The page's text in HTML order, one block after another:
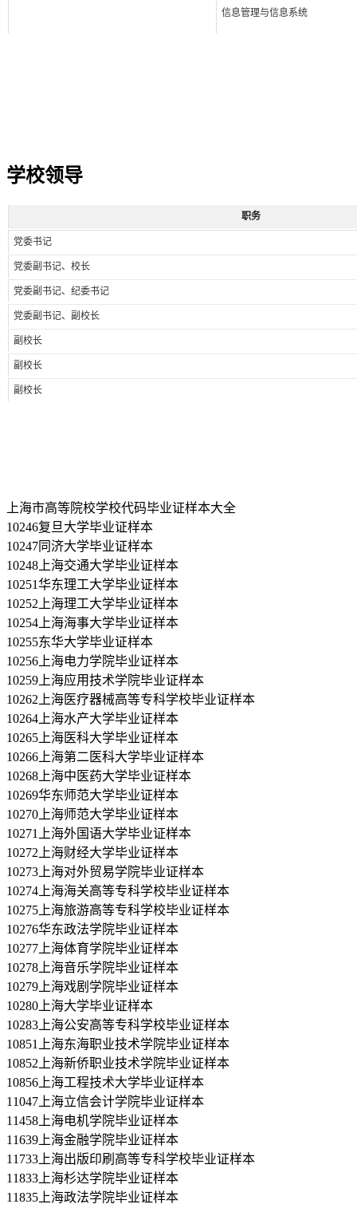
信息管理与信息系统
学校领导
职务
党委书记
党委副书记、校长
党委副书记、纪委书记
党委副书记、副校长
副校长
副校长
副校长
上海市高等院校学校代码毕业证样本大全
10246复旦大学毕业证样本
10247同济大学毕业证样本
10248上海交通大学毕业证样本
10251华东理工大学毕业证样本
10252上海理工大学毕业证样本
10254上海海事大学毕业证样本
10255东华大学毕业证样本
10256上海电力学院毕业证样本
10259上海应用技术学院毕业证样本
10262上海医疗器械高等专科学校毕业证样本
10264上海水产大学毕业证样本
10265上海医科大学毕业证样本
10266上海第二医科大学毕业证样本
10268上海中医药大学毕业证样本
10269华东师范大学毕业证样本
10270上海师范大学毕业证样本
10271上海外国语大学毕业证样本
10272上海财经大学毕业证样本
10273上海对外贸易学院毕业证样本
10274上海海关高等专科学校毕业证样本
10275上海旅游高等专科学校毕业证样本
10276华东政法学院毕业证样本
10277上海体育学院毕业证样本
10278上海音乐学院毕业证样本
10279上海戏剧学院毕业证样本
10280上海大学毕业证样本
10283上海公安高等专科学校毕业证样本
10851上海东海职业技术学院毕业证样本
10852上海新侨职业技术学院毕业证样本
10856上海工程技术大学毕业证样本
11047上海立信会计学院毕业证样本
11458上海电机学院毕业证样本
11639上海金融学院毕业证样本
11733上海出版印刷高等专科学校毕业证样本
11833上海杉达学院毕业证样本
11835上海政法学院毕业证样本